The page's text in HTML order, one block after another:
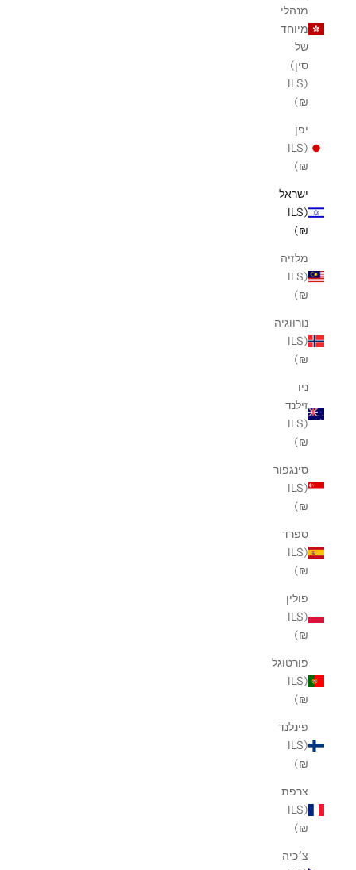
מנהלי
מיוחד
של
סין)
(ILS
₪)
יפן
(ILS
₪)
ישראל
(ILS
₪)
מלזיה
(ILS
₪)
נורווגיה
(ILS
₪)
ניו
זילנד
(ILS
₪)
סינגפור
(ILS
₪)
ספרד
(ILS
₪)
פולין
(ILS
₪)
פורטוגל
(ILS
₪)
פינלנד
(ILS
₪)
צרפת
(ILS
₪)
צ׳כיה